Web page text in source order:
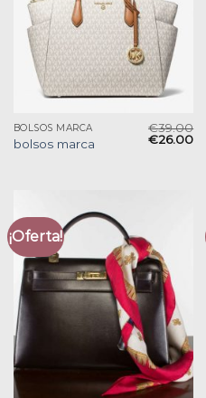
BOLSOS MARCA
bolsos marca
€39.00
€26.00
¡Oferta!